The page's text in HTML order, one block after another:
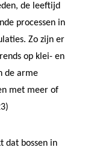
de leeftijd
processen in
Zo zijn er
op klei- en
de arme
met meer of
dat bossen in